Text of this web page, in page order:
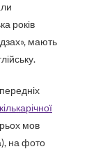
років
мають
мов
на фото